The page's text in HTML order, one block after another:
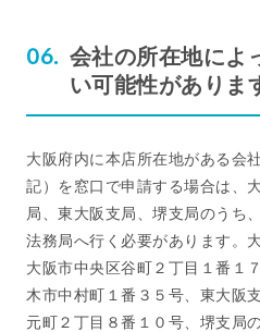
会社の所在地によ
い可能性がありま
大阪府内に本店所在地がある会
記）を窓口で申請する場合は、
局、東大阪支局、堺支局のうち
法務局へ行く必要があります。
大阪市中央区谷町２丁目１番１
木市中村町１番３５号、東大阪
元町２丁目８番１０号、堺支局